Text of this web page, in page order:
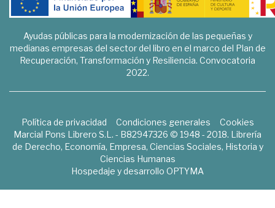
Ayudas públicas para la modernización de las pequeñas y
medianas empresas del sector del libro en el marco del Plan de
Recuperación, Transformación y Resiliencia. Convocatoria
2022.
Política de privacidad Condiciones generales
Cookies
Marcial Pons Librero S.L. - B82947326 © 1948 - 2018. Librería
de Derecho, Economía, Empresa, Ciencias Sociales, Historia y
Ciencias Humanas
Hospedaje y desarrollo OPTYMA